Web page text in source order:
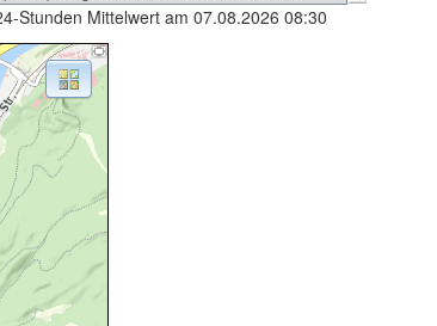
Stunden Mittelwert am 07.08.2026 08:30